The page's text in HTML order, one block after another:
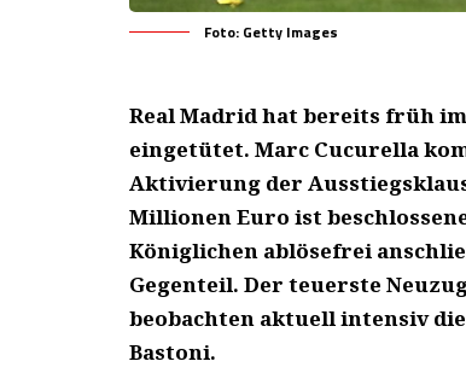
Foto: Getty Images
Real Madrid hat bereits früh
eingetütet. Marc Cucurella
Aktivierung der
Millionen Euro ist
Königlichen ablösefrei
Gegenteil. Der teuerste
beobachten aktuell intensiv
Bastoni.